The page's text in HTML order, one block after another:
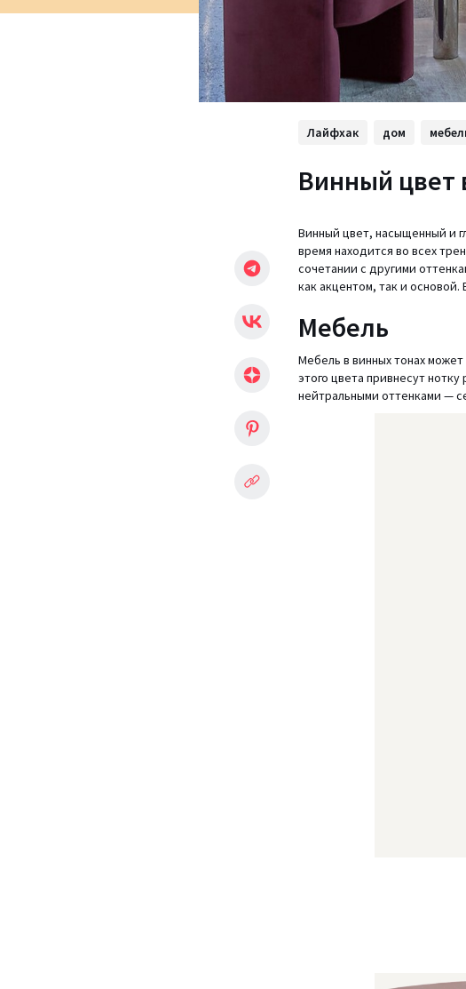
Лайфхак дом
Винный цвет
Винный цвет, насыщенный и
время находится во всех
сочетании с другими
как акцентом, так и основой.
Мебель
Мебель в винных тонах
этого цвета привнесут
нейтральными оттенками —